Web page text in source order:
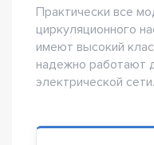
Практически все
циркуляционного
имеют высокий
надежно работают
электрической сети.